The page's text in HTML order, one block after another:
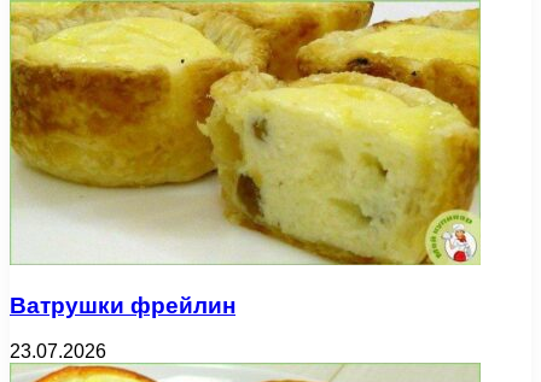
Ватрушки фрейлин
23.07.2026